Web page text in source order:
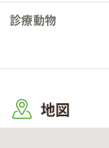
診療動物
地図